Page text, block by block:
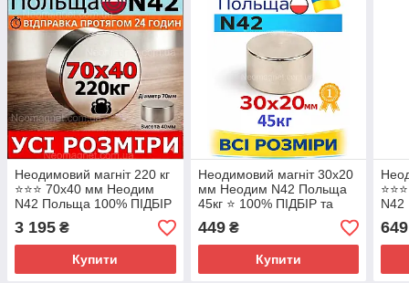
Неодимовий магніт 220 кг
⭐⭐⭐ 70х40 мм Неодим
N42 Польща 100% ПІДБІР
та КОНСУЛЬТАЦІЯ –
безкоштовно!
3 195 ₴
Купити
Неодимовий магніт 30х20
мм Неодим N42 Польща
45кг ⭐ 100% ПІДБІР та
КОНСУЛЬТАЦІЯ –
безкоштовно!
449₴
Купити
N42
та
649